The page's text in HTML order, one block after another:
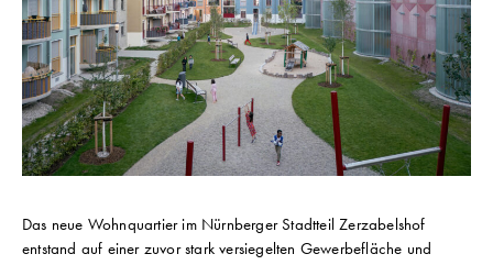
Das neue Wohnquartier im Nürnberger Stadtteil Zerzabelshof
entstand auf einer zuvor stark versiegelten Gewerbefläche und